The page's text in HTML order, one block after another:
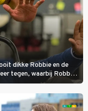
dikke Robbie en de
tegen, waarbij Robbie,
de CIA, Calvins hulp